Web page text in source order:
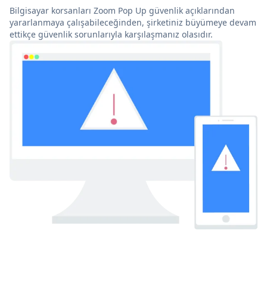
Bilgisayar korsanları Zoom Pop Up güvenlik açıklarından
yararlanmaya çalışabileceğinden, şirketiniz büyümeye devam
ettikçe güvenlik sorunlarıyla karşılaşmanız olasıdır.